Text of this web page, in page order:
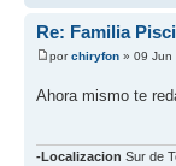
Re: Familia
porchiryfon » 09 Jun
Ahora mismo te
-Localizacion Sur de